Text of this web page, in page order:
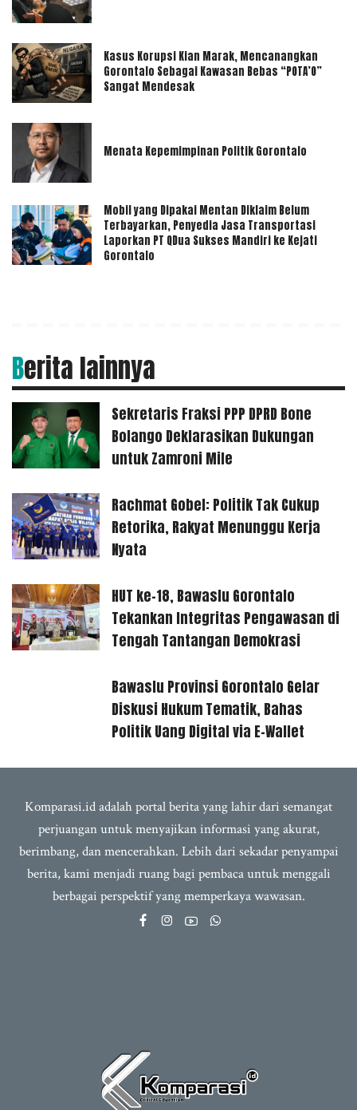
Kasus Korupsi Kian Marak, Mencanangkan
Gorontalo Sebagai Kawasan Bebas “POTA’O”
Sangat Mendesak
Menata Kepemimpinan Politik Gorontalo
Mobil yang Dipakai Mentan Diklaim Belum
Terbayarkan, Penyedia Jasa Transportasi
Laporkan PT QDua Sukses Mandiri ke Kejati
Gorontalo
Berita lainnya
Sekretaris Fraksi PPP DPRD Bone
Bolango Deklarasikan Dukungan
untuk Zamroni Mile
Rachmat Gobel: Politik Tak Cukup
Retorika, Rakyat Menunggu Kerja
Nyata
HUT ke-18, Bawaslu Gorontalo
Tekankan Integritas Pengawasan di
Tengah Tantangan Demokrasi
Bawaslu Provinsi Gorontalo Gelar
Diskusi Hukum Tematik, Bahas
Politik Uang Digital via E-Wallet
Komparasi.id adalah portal berita yang lahir dari semangat
perjuangan untuk menyajikan informasi yang akurat,
berimbang, dan mencerahkan. Lebih dari sekadar penyampai
berita, kami menjadi ruang bagi pembaca untuk menggali
berbagai perspektif yang memperkaya wawasan.